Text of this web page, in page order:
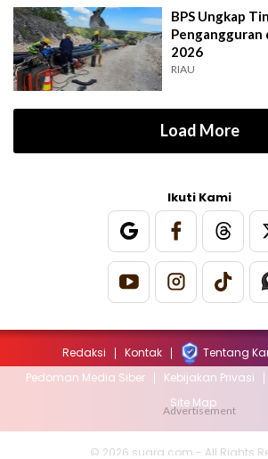
BPS Ungkap
Pengangguran
2026
RIAU
Load More
Ikuti Kami
Redaksi Kontak Tentang
Pedoman Media Siber
Kebijakan Privasi
Site Map
© 2026 suara.com - All Rights